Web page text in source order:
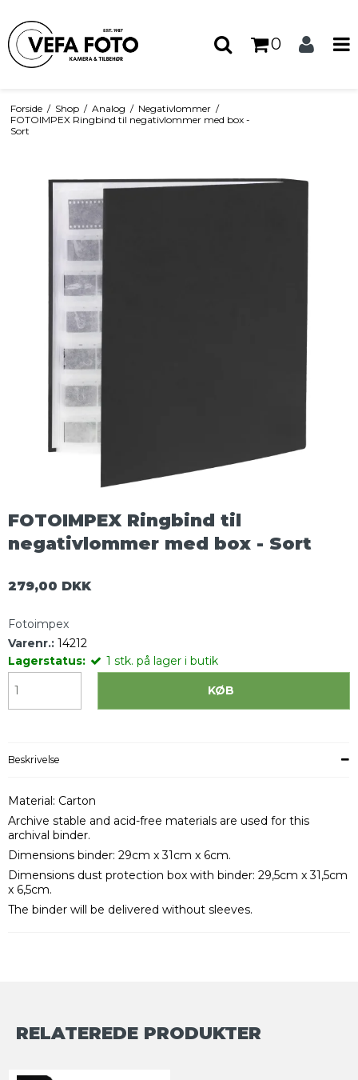
0
Forside / Shop / Analog / Negativlommer /
FOTOIMPEX Ringbind til negativlommer med box -
Sort
FOTOIMPEX Ringbind til
negativlommer med box - Sort
279,00 DKK
Fotoimpex
Varenr.: 14212
Lagerstatus:
1 stk. på lager i butik
KØB
Beskrivelse
Material: Carton
Archive stable and acid-free materials are used for this
archival binder.
Dimensions binder: 29cm x 31cm x 6cm.
Dimensions dust protection box with binder: 29,5cm x 31,5cm
x 6,5cm.
The binder will be delivered without sleeves.
RELATEREDE PRODUKTER